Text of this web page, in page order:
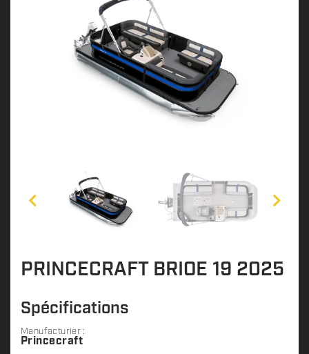
PRINCECRAFT BRIOE 19 2025
Spécifications
Manufacturier :
Princecraft